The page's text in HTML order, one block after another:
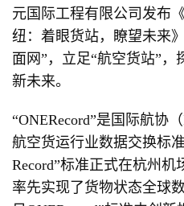
元国际工程有限公司发布
纽：着眼货站，瞭望未来
面网”，立足“航空货站”
新未来。
“ONERecord”是国际航协
航空货运行业数据交换标
Record”标准正式在杭州
率先实现了货物状态全球